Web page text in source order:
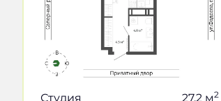
Студия 27.2 м2